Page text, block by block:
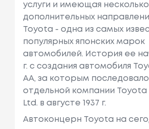
Toyota Prius
Toyota Land Cruiser
услуги и имеющая несколько
дополнительных
Toyota - одна из самых
популярных японских марок
автомобилей. История ее
г. с создания автомобиля
AA, за которым
отдельной компании Toyota
Ltd. в августе 1937 г.
Автоконцерн Toyota на